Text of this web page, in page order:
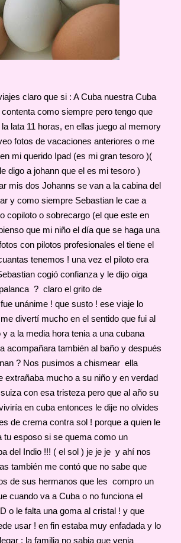
claro que si : A Cuba nuestra Cuba
como siempre pero tengo que
lata 11 horas, en ellas juego al memory
fotos de vacaciones anteriores o me
mi querido Ipad (es mi gran tesoro )(
digo a johann que el es mi tesoro )
mis dos Johanns se van a la cabina del
y como siempre Sebastian le cae a
copiloto o sobrecargo (el que este en
que mi niño el día que se haga una
con pilotos profesionales el tiene el
tenemos ! una vez el piloto era
cogió confianza y le dijo oiga
? claro el grito de
unánime ! que susto ! ese viaje lo
divertí mucho en el sentido que fui al
y a la media hora tenia a una cubana
acompañara también al baño y después
? Nos pusimos a chismear ella
extrañaba mucho a su niño y en verdad
con esa tristeza pero que al año su
en cuba entonces le dije no olvides
de crema contra sol ! porque a quien le
tu esposo si se quema como un
del Indio !!! ( el sol ) je je je y ahí nos
también me contó que no sabe que
de sus hermanos que les compro un
cuando va a Cuba o no funciona el
o le falta una goma al cristal ! y que
usar ! en fin estaba muy enfadada y lo
: la familia no sabia que venia